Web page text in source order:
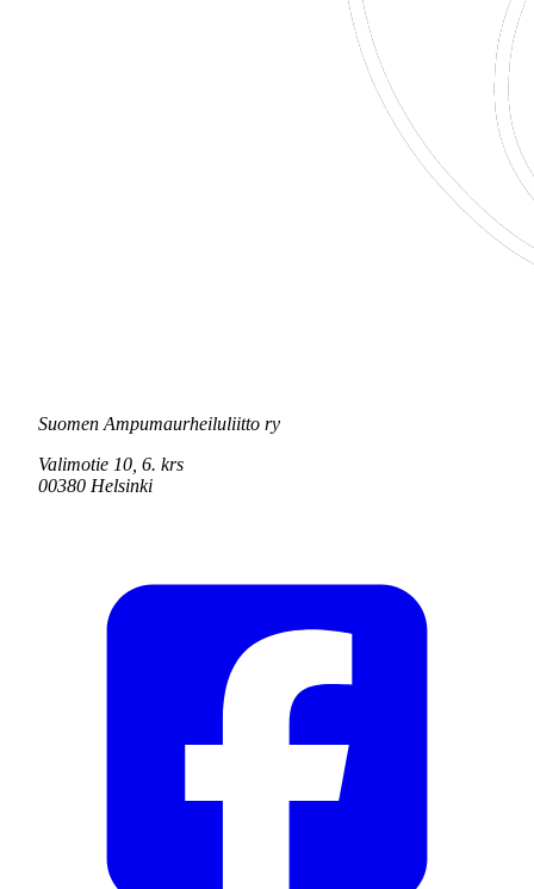
Suomen Ampumaurheiluliitto ry
Valimotie 10, 6. krs
00380 Helsinki